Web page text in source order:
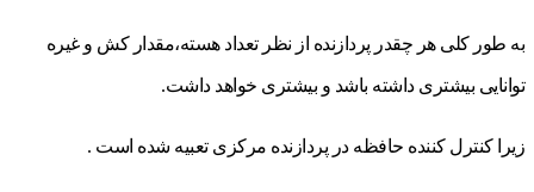
به طور کلی هر چقدر پردازنده از نظر تعداد هسته،مقدار کش و غیره
توانایی بیشتری داشته باشد و بیشتری خواهد داشت.
زیرا کنترل کننده حافظه در پردازنده مرکزی تعبیه شده است .